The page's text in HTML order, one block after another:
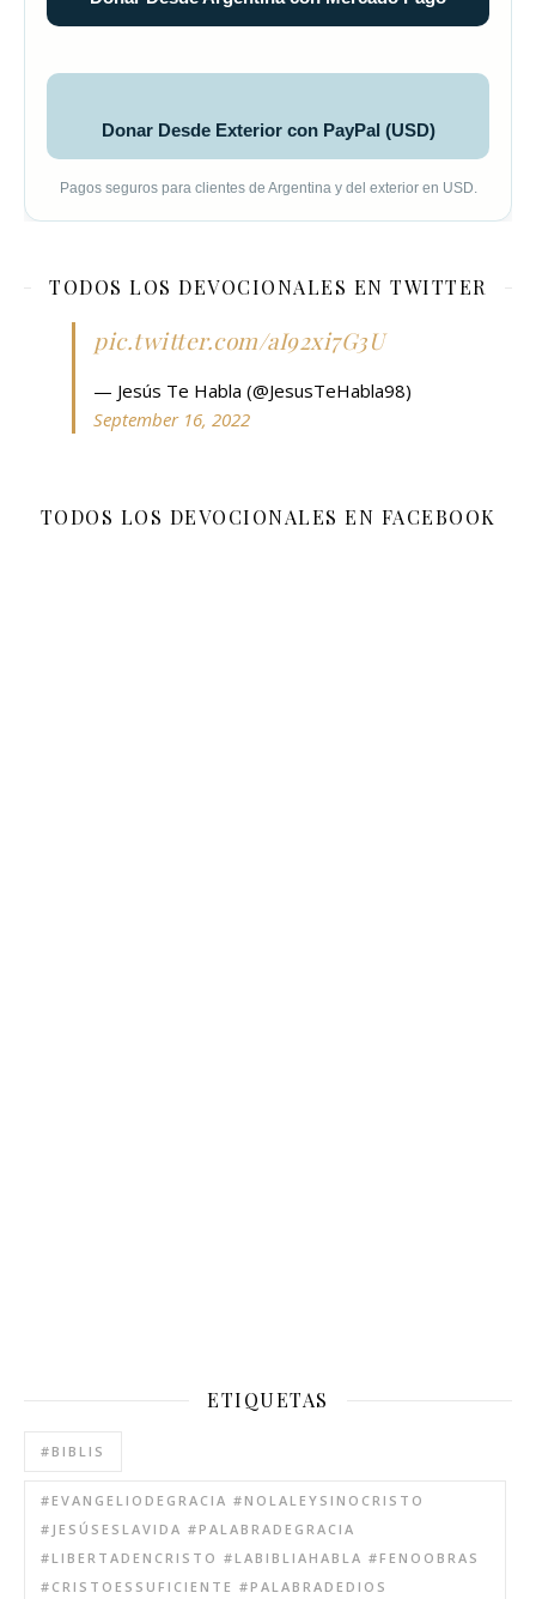
Donar Desde Exterior con PayPal (USD)
Pagos seguros para clientes de Argentina y del exterior en USD.
TODOS LOS DEVOCIONALES EN TWITTER
pic.twitter.com/aI92xi7G3U
— Jesús Te Habla (@JesusTeHabla98)
September 16, 2022
TODOS LOS DEVOCIONALES EN FACEBOOK
ETIQUETAS
#BIBLIS
#EVANGELIODEGRACIA #NOLALEYSINOCRISTO
#JESÚSESLAVIDA #PALABRADEGRACIA
#LIBERTADENCRISTO #LABIBLIAHABLA #FENOOBRAS
#CRISTOESSUFICIENTE #PALABRADEDIOS